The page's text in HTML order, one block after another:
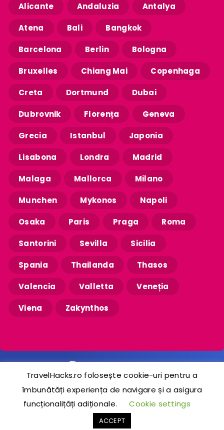
Alicante Andaluzia Antalya
Atena Bali Bangkok
Barcelona Berlin Bologna
Bruxelles Chiang Mai Copenhaga
Creta Dortmund Dubai
Dubrovnik Florența Geneva
Grecia Istanbul Japonia
Lisabona Londra Madrid
Malaga Mallorca Milano
Munchen Mykonos Napoli
Osaka Paris Praga Roma
Santorini Sevilla Sicilia
Spania Thailanda Thasos
Valencia Valletta Veneția
Viena Zakynthos
TravelHacks.ro folosește cookie-uri pentru a
îmbunătăți experiența de navigare și a asigura
funcționalițăți adiționale.
Cookie settings
ACCEPT